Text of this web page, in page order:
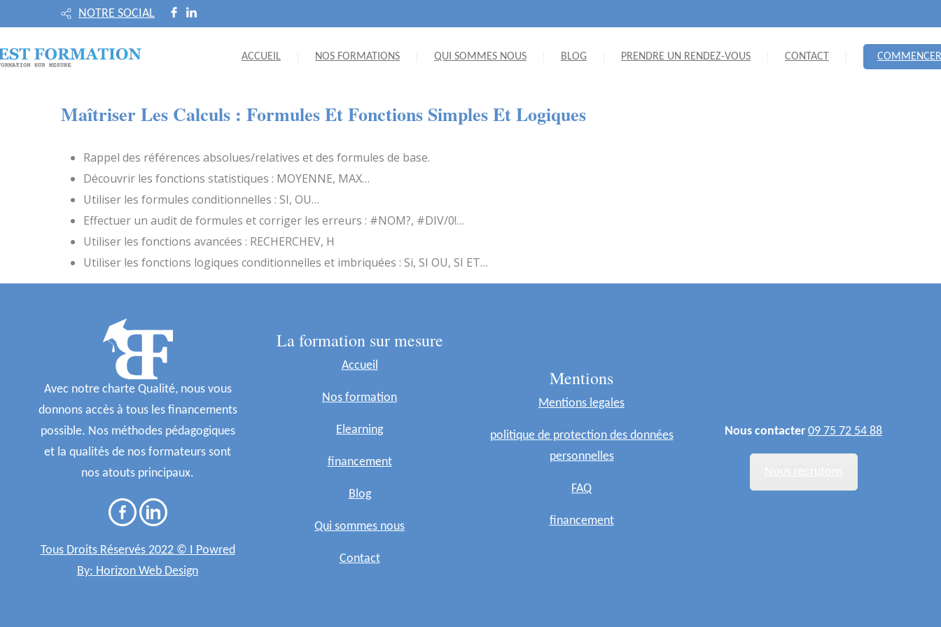
NOTRE SOCIAL
ACCUEIL NOS FORMATIONS QUI SOMMES NOUS BLOG PRENDRE UN RENDEZ-VOUS CONTACT COMMENCER
Maîtriser Les Calculs : Formules Et Fonctions Simples Et Logiques
Rappel des références absolues/relatives et des formules de base.
Découvrir les fonctions statistiques : MOYENNE, MAX…
Utiliser les formules conditionnelles : SI, OU…
Effectuer un audit de formules et corriger les erreurs : #NOM?, #DIV/0!…
Utiliser les fonctions avancées : RECHERCHEV, H
Utiliser les fonctions logiques conditionnelles et imbriquées : Si, SI OU, SI ET…
Avec notre charte Qualité, nous vous
donnons accès à tous les financements
possible. Nos méthodes pédagogiques
et la qualités de nos formateurs sont
nos atouts principaux.
Tous Droits Réservés 2022 © I Powred
By: Horizon Web Design
La formation sur mesure
Accueil
Nos formation
Elearning
financement
Blog
Qui sommes nous
Contact
Mentions
Mentions legales
politique de protection des données
personnelles
FAQ
financement
Nous contacter 09 75 72 54 88